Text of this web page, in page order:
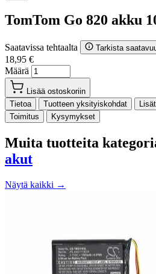
TomTom Go 820 akku
Saatavissa tehtaalta Tarkista
18,95 €
Määrä
Lisää ostoskoriin
Tietoa
Tuotteen yksityiskohdat
Toimitus
Kysymykset
Muita tuotteita
akut
Näytä kaikki →